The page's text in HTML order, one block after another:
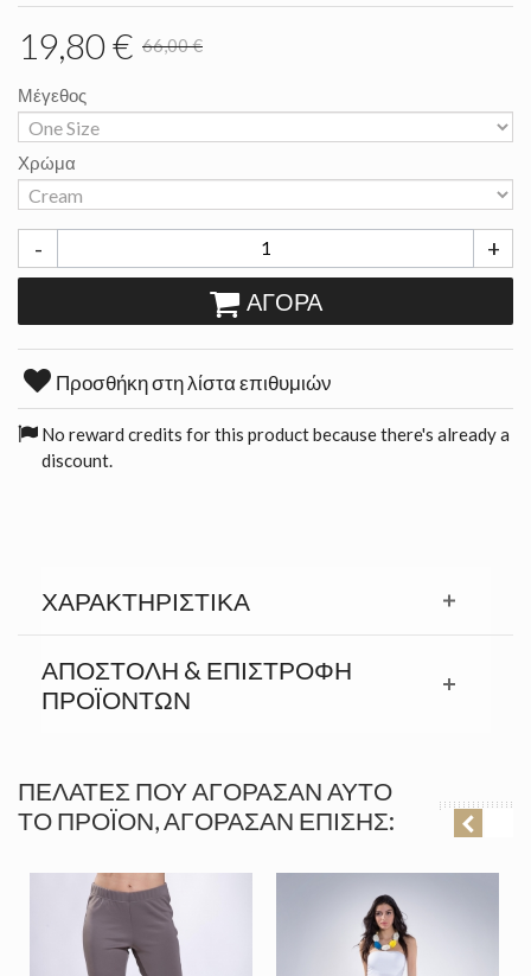
19,80 € 66,00 €
Μέγεθος
Χρώμα
- +
ΑΓΟΡΆ
Προσθήκη στη λίστα επιθυμιών
No reward credits for this product because there's already a
discount.
ΧΑΡΑΚΤΗΡΙΣΤΙΚΆ
ΑΠΟΣΤΟΛΉ & ΕΠΙΣΤΡΟΦΉ
ΠΡΟΪΟΝΤΩΝ
ΠΕΛΆΤΕΣ ΠΟΥ ΑΓΌΡΑΣΑΝ ΑΥΤΌ
ΤΟ ΠΡΟΪΌΝ, ΑΓΌΡΑΣΑΝ ΕΠΊΣΗΣ: